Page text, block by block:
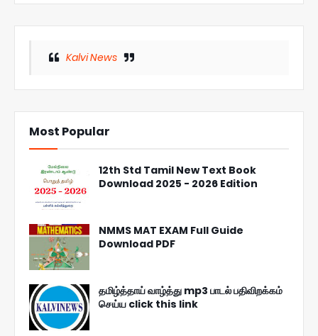
Kalvi News
Most Popular
12th Std Tamil New Text Book
Download 2025 - 2026 Edition
NMMS MAT EXAM Full Guide
Download PDF
தமிழ்த்தாய் வாழ்த்து mp3 பாடல் பதிவிறக்கம்
செய்ய click this link